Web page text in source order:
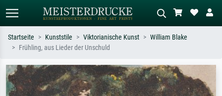
Suchen Sie nach Künstlern, Werktiteln
oder Stilen – z.B. Monet,
Sternennacht, Impressionismus, Welle
Beschreiben Sie die Szene – z.B. Grüne
Wiese, Abstrakt mit viel Rot, Dunkles
Ölgemälde, Stehender Akt neben einem
Startseite Kunststile Viktorianische Kunst
William Blake
Frühling, aus Lieder der Unschuld